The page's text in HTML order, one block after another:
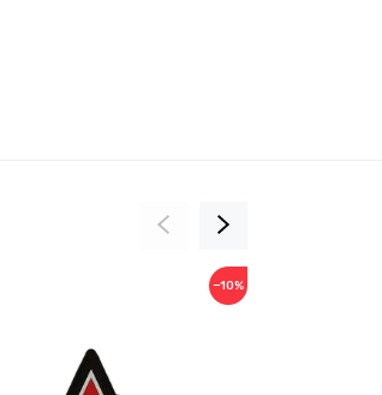
−10%